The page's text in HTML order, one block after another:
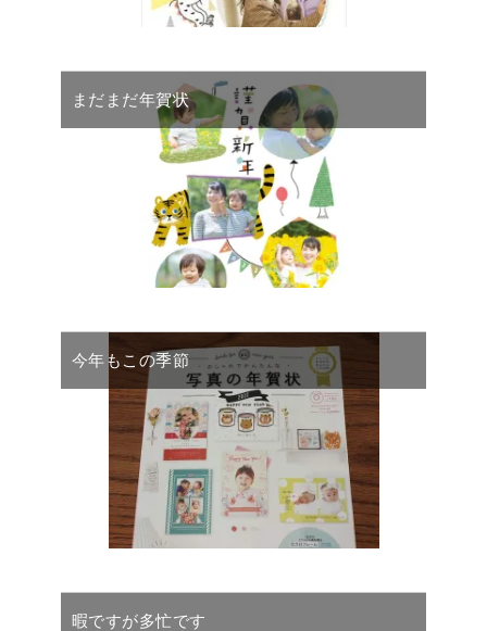
まだまだ年賀状
今年もこの季節
暇ですが多忙です